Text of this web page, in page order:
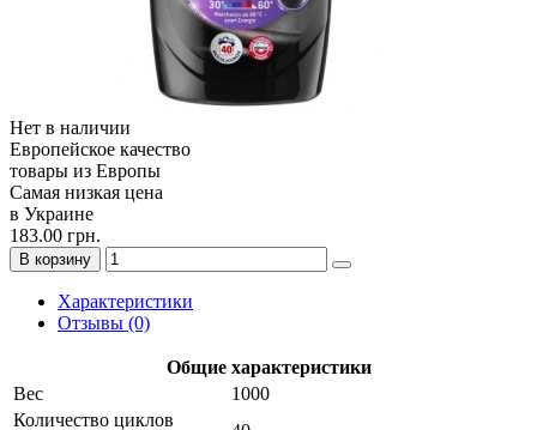
Нет в наличии
Европейское качество
товары из Европы
Самая низкая цена
в Украине
183.00 грн.
В корзину
Характеристики
Отзывы (0)
Общие характеристики
Вес
1000
Количество циклов